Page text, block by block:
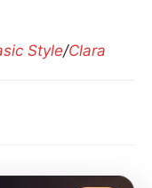
Style/Clara